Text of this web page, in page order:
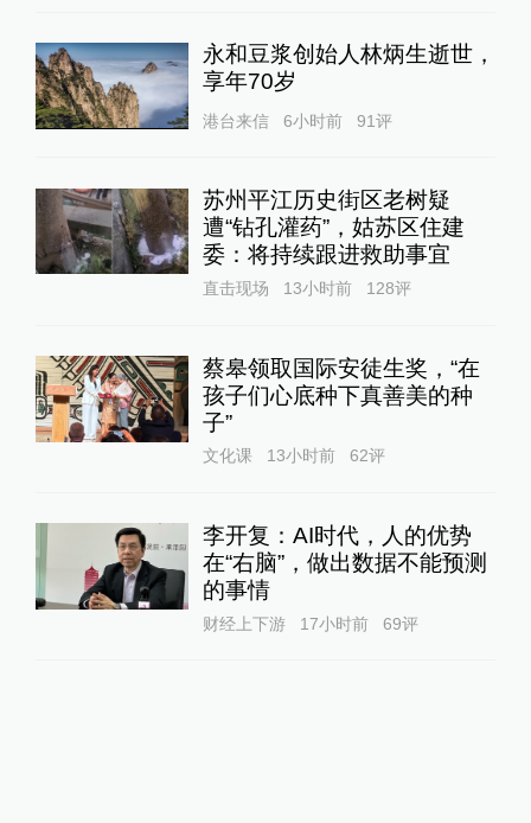
永和豆浆创始人林炳生逝世，
享年70岁
港台来信 6小时前 91评
苏州平江历史街区老树疑
遭“钻孔灌药”，姑苏区住建
委：将持续跟进救助事宜
直击现场 13小时前 128评
蔡皋领取国际安徒生奖，“在
孩子们心底种下真善美的种
子”
文化课 13小时前 62评
李开复：AI时代，人的优势
在“右脑”，做出数据不能预测
的事情
财经上下游 17小时前 69评